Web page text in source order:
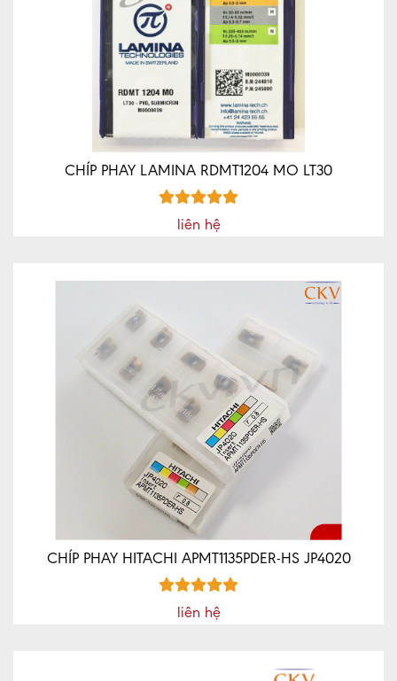
CHÍP PHAY LAMINA RDMT1204 MO LT30
liên hệ
CHÍP PHAY HITACHI APMT1135PDER-HS JP4020
liên hệ